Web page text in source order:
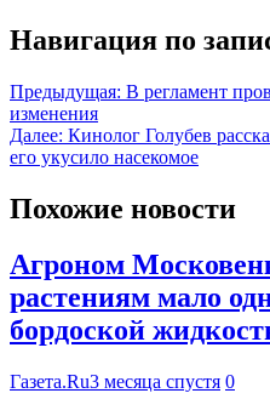
Навигация по
Предыдущая: В регламент
изменения
Далее: Кинолог Голубев
его укусило насекомое
Похожие новости
Агроном
растениям мало
бордоской
Газета.Ru3 месяца спустя 0